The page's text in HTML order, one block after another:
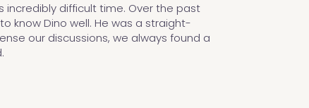
incredibly difficult time. Over the past
know Dino well. He was a straight-
our discussions, we always found a